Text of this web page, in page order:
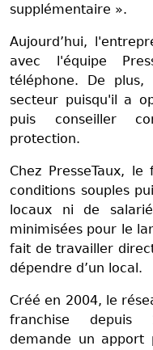
supplémentaire ».
Aujourd’hui,
avec l'équipe
téléphone. De
secteur puisqu'il a
puis conseiller
protection.
Chez PresseTaux,
conditions souples
locaux ni de
minimisées pour le
fait de travailler
dépendre d’un local.
Créé en 2004, le
franchise depuis
demande un apport